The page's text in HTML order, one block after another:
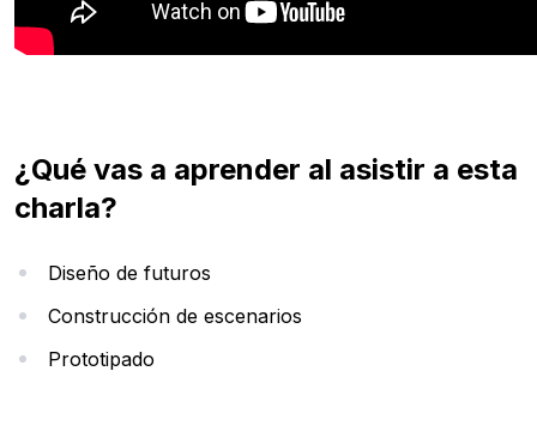
¿Qué vas a aprender al asistir a esta
charla?
Diseño de futuros
Construcción de escenarios
Prototipado